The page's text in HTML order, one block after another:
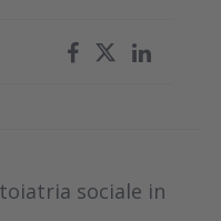
sociale in